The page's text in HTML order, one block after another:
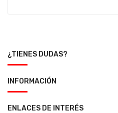
¿TIENES DUDAS?
INFORMACIÓN
ENLACES DE INTERÉS